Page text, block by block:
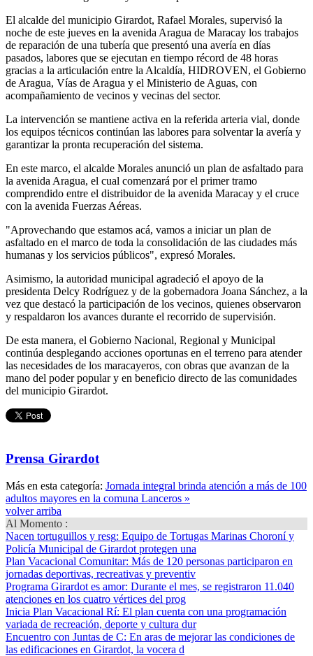
El alcalde del municipio Girardot, Rafael Morales, supervisó la
noche de este jueves en la avenida Aragua de Maracay los trabajos
de reparación de una tubería que presentó una avería en días
pasados, labores que se ejecutan en tiempo récord de 48 horas
gracias a la articulación entre la Alcaldía, HIDROVEN, el Gobierno
de Aragua, Vías de Aragua y el Ministerio de Aguas, con
acompañamiento de vecinos y vecinas del sector.
La intervención se mantiene activa en la referida arteria vial, donde
los equipos técnicos continúan las labores para solventar la avería y
garantizar la pronta recuperación del sistema.
En este marco, el alcalde Morales anunció un plan de asfaltado para
la avenida Aragua, el cual comenzará por el primer tramo
comprendido entre el distribuidor de la avenida Maracay y el cruce
con la avenida Fuerzas Aéreas.
"Aprovechando que estamos acá, vamos a iniciar un plan de
asfaltado en el marco de toda la consolidación de las ciudades más
humanas y los servicios públicos", expresó Morales.
Asimismo, la autoridad municipal agradeció el apoyo de la
presidenta Delcy Rodríguez y de la gobernadora Joana Sánchez, a la
vez que destacó la participación de los vecinos, quienes observaron
y respaldaron los avances durante el recorrido de supervisión.
De esta manera, el Gobierno Nacional, Regional y Municipal
continúa desplegando acciones oportunas en el terreno para atender
las necesidades de los maracayeros, con obras que avanzan de la
mano del poder popular y en beneficio directo de las comunidades
del municipio Girardot.
Prensa Girardot
Más en esta categoría: Jornada integral brinda atención a más de 100
adultos mayores en la comuna Lanceros »
volver arriba
Al Momento :
Nacen tortuguillos y resg: Equipo de Tortugas Marinas Choroní y
Policía Municipal de Girardot protegen una
Plan Vacacional Comunitar: Más de 120 personas participaron en
jornadas deportivas, recreativas y preventiv
Programa Girardot es amor: Durante el mes, se registraron 11.040
atenciones en los cuatro vértices del prog
Inicia Plan Vacacional Rí: El plan cuenta con una programación
variada de recreación, deporte y cultura dur
Encuentro con Juntas de C: En aras de mejorar las condiciones de
las edificaciones en Girardot, la vocera d